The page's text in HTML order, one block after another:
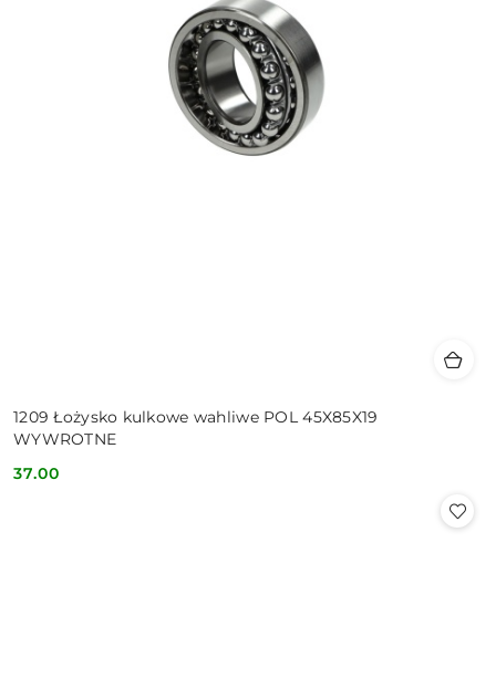
1209 Łożysko kulkowe wahliwe POL 45X85X19
WYWROTNE
Cena:
37.00